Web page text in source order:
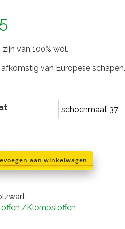
van 100% wol.
van Europese schapen.
aan winkelwagen
/Klompsloffen